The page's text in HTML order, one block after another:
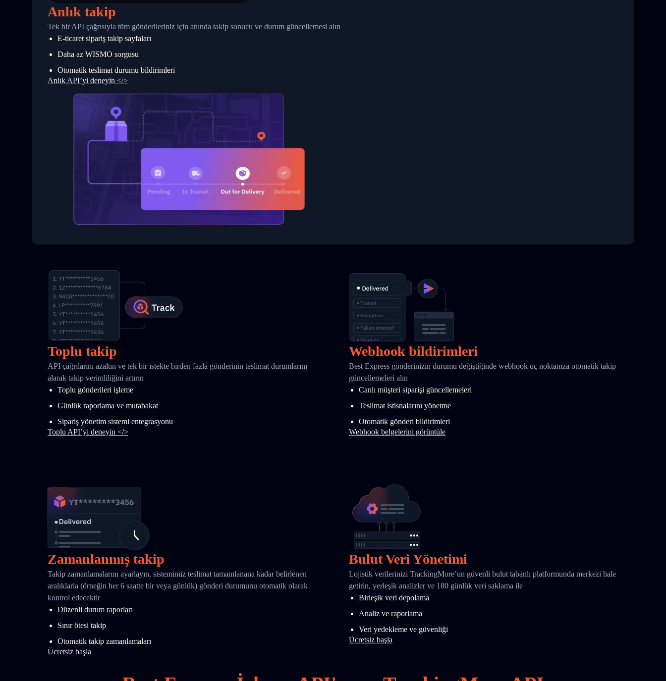
25
26
27
28
29
31
32
34
          {
            "Date": "2017-03-06 15:28:00",
            "StatusDescription": "Shipment picked up",
            "Details": "BEIJING-CHINA,PEOPLES REPUBLIC"
          }
      }
    ]
}
Anlık takip
Tek bir API çağrısıyla tüm gönderileriniz için anında takip sonucu ve durum güncellemesi alın
E-ticaret sipariş takip sayfaları
Daha az WISMO sorgusu
Otomatik teslimat durumu bildirimleri
Anlık API’yi deneyin </>
Toplu takip
API çağrılarını azaltın ve tek bir istekte birden fazla gönderinin teslimat durumlarını
alarak takip verimliliğini artırın
Toplu gönderileri işleme
Günlük raporlama ve mutabakat
Sipariş yönetim sistemi entegrasyonu
Toplu API’yi deneyin </>
Webhook bildirimleri
Best Express gönderinizin durumu değiştiğinde webhook uç noktanıza otomatik takip
güncellemeleri alın
Canlı müşteri siparişi güncellemeleri
Teslimat istisnalarını yönetme
Otomatik gönderi bildirimleri
Webhook belgelerini görüntüle
Zamanlanmış takip
Takip zamanlamalarını ayarlayın, sistemimiz teslimat tamamlanana kadar belirlenen
aralıklarla (örneğin her 6 saatte bir veya günlük) gönderi durumunu otomatik olarak
kontrol edecektir
Düzenli durum raporları
Sınır ötesi takip
Otomatik takip zamanlamaları
Ücretsiz başla
Bulut Veri Yönetimi
Lojistik verilerinizi TrackingMore’un güvenli bulut tabanlı platformunda merkezi hale
getirin, yerleşik analizler ve 180 günlük veri saklama ile
Birleşik veri depolama
Analiz ve raporlama
Veri yedekleme ve güvenliği
Ücretsiz başla